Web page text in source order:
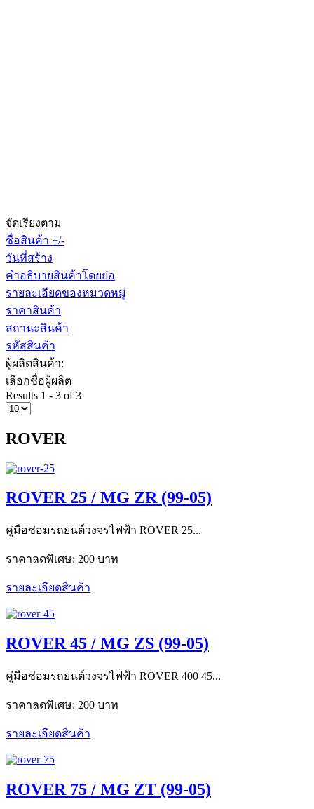
จัดเรียงตาม
ชื่อสินค้า +/-
วันที่สร้าง
คำอธิบายสินค้าโดยย่อ
รายละเอียดของหมวดหมู่
ราคาสินค้า
สถานะสินค้า
รหัสสินค้า
ผู้ผลิตสินค้า:
เลือกชื่อผู้ผลิต
Results 1 - 3 of 3
ROVER
ROVER 25 / MG ZR (99-05)
คู่มือซ่อมรถยนต์วงจรไฟฟ้า ROVER 25...
ราคาลดพิเศษ: 200 บาท
รายละเอียดสินค้า
ROVER 45 / MG ZS (99-05)
คู่มือซ่อมรถยนต์วงจรไฟฟ้า ROVER 400 45...
ราคาลดพิเศษ: 200 บาท
รายละเอียดสินค้า
ROVER 75 / MG ZT (99-05)